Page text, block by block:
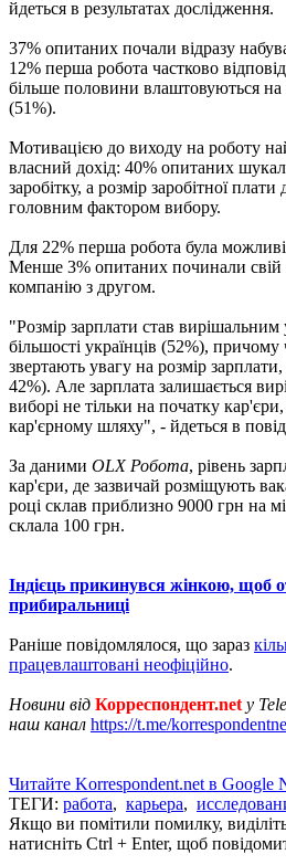
йдеться в результатах дослідження.
37% опитаних почали відразу
12% перша робота частково
більше половини влаштовуються
(51%).
Мотивацією до виходу на роботу
власний дохід: 40% опитаних
заробітку, а розмір заробітної плати
головним фактором вибору.
Для 22% перша робота була
Менше 3% опитаних починали свій
компанію з другом.
"Розмір зарплати став вирішальним
більшості українців (52%), причому
звертають увагу на розмір
42%). Але зарплата залишається
виборі не тільки на початку
кар'єрному шляху", - йдеться в
За даними OLX Робота, рівень
кар'єри, де зазвичай розміщують
році склав приблизно 9000 грн на
склала 100 грн.
Індієць прикинувся жінкою, щоб
прибиральниці
Раніше повідомлялося, що зараз
працевлаштовані неофіційно.
Новини від Корреспондент.net у
наш канал https://t.me/
Читайте Korrespondent.net в Google
ТЕГИ: работа, карьера,
Якщо ви помітили помилку,
натисніть Ctrl + Enter, щоб